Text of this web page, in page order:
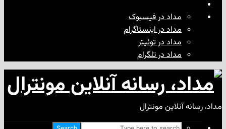
مداد در فیسبوک
مداد در اینستاگرام
مداد در توئیتر
مداد در تلگرام
مونترال